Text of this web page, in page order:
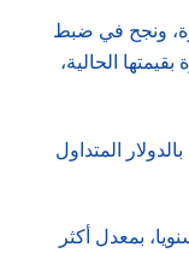
الأزمة عام 2019 على محاولة تخفيف انهيار الليرة، ونجح في ضبط
الحالية،
المتداول
الدولار في السوق إلى التحويلات الخارجية “البالغة 7 مليارات دولار سنويا، بمعدل أكثر